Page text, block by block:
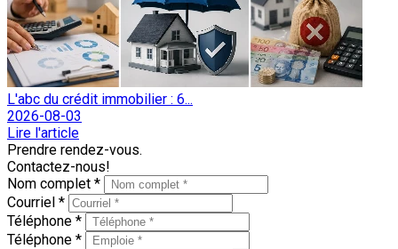
L'abc du crédit immobilier : 6...
2026-08-03
Lire l'article
Prendre rendez-vous.
Contactez-nous!
Nom complet *
Courriel *
Téléphone *
Téléphone *